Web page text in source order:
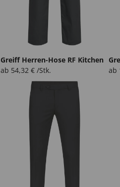
Greiff Herren-Hose RF Kitchen
ab 54,32 € /Stk.
ab